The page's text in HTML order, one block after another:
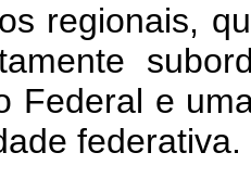
regionais,
Federal e
federativa.